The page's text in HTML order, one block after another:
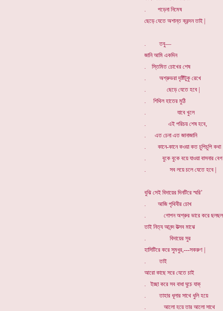
. পড়েনা নিমেষ
ছেড়ে যেতে অশান্ত ক্রন্দন তাই |
. তবু—
জানি আমি একদিন
. স্তিমিত চোখের শেষ
. অশ্রুভরা দৃষ্টিটুকু রেখে
. ছেড়ে যেতে হবে |
. শিথিল হাতের মুঠি
. যাবে খুলে
. এই পরিচয় শেষ হবে,
. এত চেনা এত জানাজানি
. কানে-কানে কওয়া কত চুপিচুপি কথা
. বুকে বুকে বয়ে যাওয়া বাসনার বেগ
. সব লয়ে চলে যেতে হবে |
বুঝি সেই বিদায়ের দিনটিরে স্মরি’
. আজি পৃথিবীর চোখ
. গোপন অশ্রুর ভারে করে ছলছল
তাই নিত্য আনন্দ উত্সব মাঝে
. বিদায়ের সুর
হাসিটিরে করে সুমধুর,---সকরুণ |
. তাই
আরো কাছে সরে যেতে চাই
. ইচ্ছা করে সব বাধা ঘুচে যাক্
. তাহার ধূলার সাথে ধুলি হয়ে
. আলো হয়ে তার আলো সাথে